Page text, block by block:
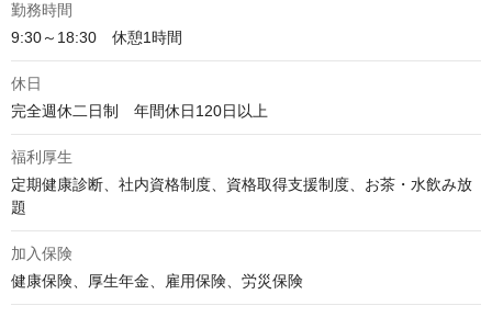
勤務時間
9:30～18:30　休憩1時間
休日
完全週休二日制　年間休日120日以上
福利厚生
定期健康診断、社内資格制度、資格取得支援制度、お茶・水飲み放
題
加入保険
健康保険、厚生年金、雇用保険、労災保険